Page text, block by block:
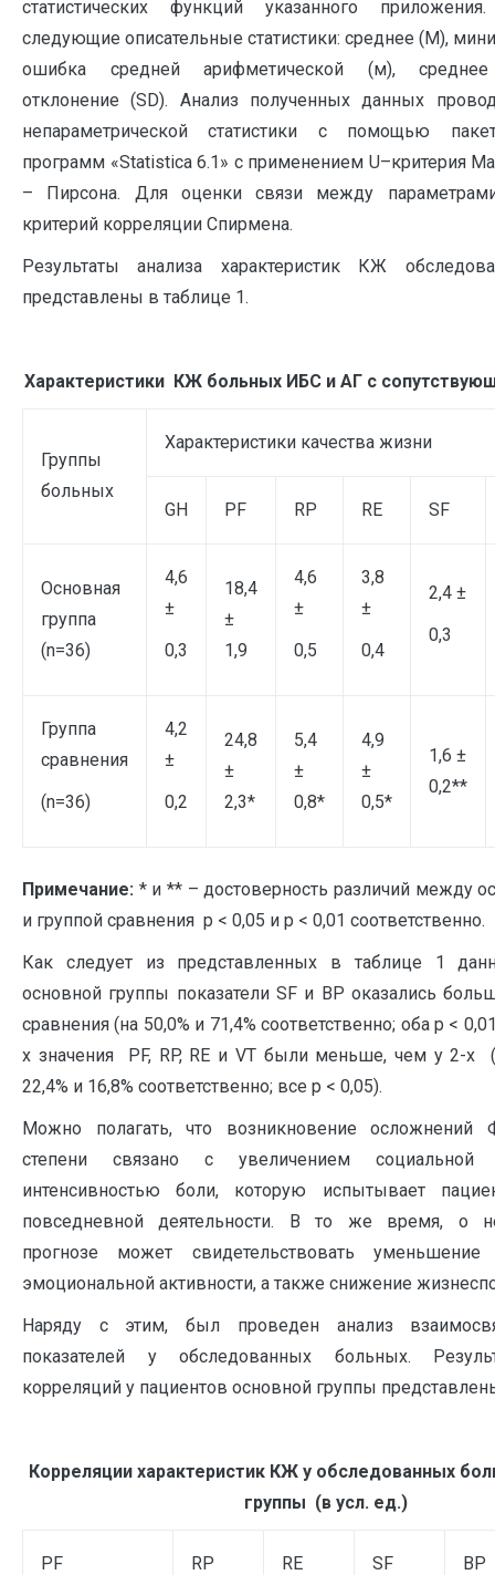
статистических функций указанного
следующие описательные статистики: среднее (М),
ошибка средней арифметической (м), среднее
отклонение (SD). Анализ полученных данных
непараметрической статистики с помощью
программ «Statistica 6.1» с применением U–критерия
– Пирсона. Для оценки связи между
критерий корреляции Спирмена.
Результаты анализа характеристик КЖ
представлены в таблице 1.
Характеристики КЖ больных ИБС и АГ с
Группы
больных
Характеристики качества жизни
GH PF RP RE SF
Основная
группа
(n=36)
4,6
±
0,3
18,4
±
1,9
4,6
±
0,5
3,8
±
0,4
2,4 ±
0,3
Группа
сравнения
(n=36)
4,2
±
0,2
24,8
±
2,3*
5,4
±
0,8*
4,9
±
0,5*
1,6 ±
0,2**
Примечание: * и ** – достоверность различий между
и группой сравнения p < 0,05 и p < 0,01 соответственно.
Как следует из представленных в таблице 1
основной группы показатели SF и BP оказались
сравнения (на 50,0% и 71,4% соответственно; оба p <
х значения PF, RP, RE и VT были меньше, чем у 2-х
22,4% и 16,8% соответственно; все p < 0,05).
Можно полагать, что возникновение
степени связано c увеличением социальной
интенсивностью боли, которую испытывает
повседневной деятельности. В то же время, о
прогнозе может свидетельствовать
эмоциональной активности, а также снижение
Наряду с этим, был проведен анализ
показателей у обследованных больных.
корреляций у пациентов основной группы
Корреляции характеристик КЖ у обследованных
группы (в усл. ед.)
PF RP RE SF BP